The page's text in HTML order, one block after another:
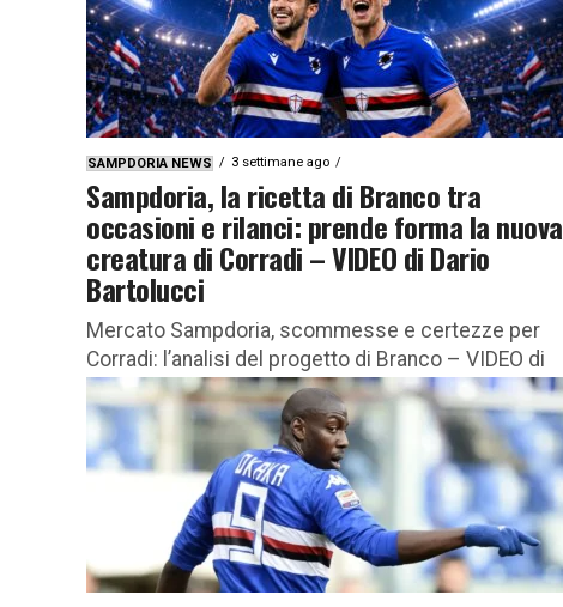
SAMPDORIA NEWS 3 settimane ago
Sampdoria, la ricetta di Branco tra
occasioni e rilanci: prende forma la nuova
creatura di Corradi – VIDEO di Dario
Bartolucci
Mercato Sampdoria, scommesse e certezze per
Corradi: l’analisi del progetto di Branco – VIDEO di
Dario Bartolucci Il cantiere blucerchiato continua a
lavorare a pieno ritmo...